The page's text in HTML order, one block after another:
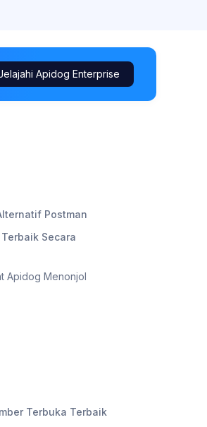
Apidog Enterprise
Postman
Secara
Apidog Menonjol
Terbuka Terbaik